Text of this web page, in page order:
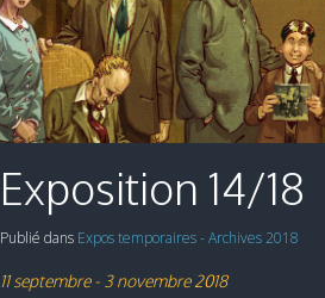
Exposition 14/18
Publié dans Expos temporaires - Archives 2018
11 septembre - 3 novembre 2018